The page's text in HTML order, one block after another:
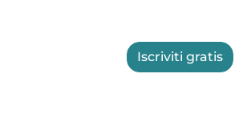
Iscriviti gratis